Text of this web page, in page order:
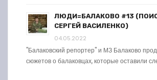
ЛЮДИ=БАЛАКОВО #13
СЕРГЕЙ ВАСИЛЕНКО)
04.05.2022
"Балаковский репортер" и МЗ Балаково
сюжетов о балаковцах, которые оставили